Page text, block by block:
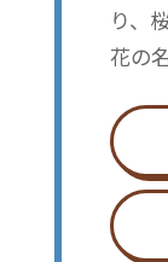
り、
花の